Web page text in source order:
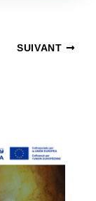
SUIVANT